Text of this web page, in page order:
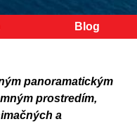
Blog
panoramatickým
prostredím,
a